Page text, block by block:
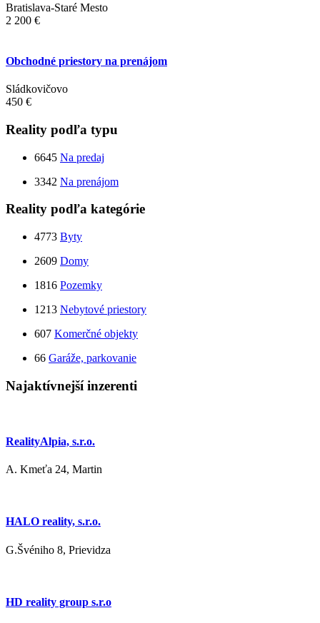
Bratislava-Staré Mesto
2 200 €
Obchodné priestory na prenájom
Sládkovičovo
450 €
Reality podľa typu
6645 Na predaj
3342 Na prenájom
Reality podľa kategórie
4773 Byty
2609 Domy
1816 Pozemky
1213 Nebytové priestory
607 Komerčné objekty
66 Garáže, parkovanie
Najaktívnejší inzerenti
RealityAlpia, s.r.o.
A. Kmeťa 24, Martin
HALO reality, s.r.o.
G.Švéniho 8, Prievidza
HD reality group s.r.o